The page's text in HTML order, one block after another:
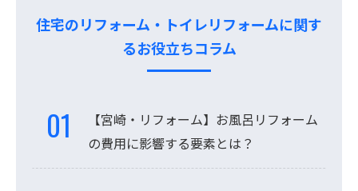
住宅のリフォーム・トイレリフォームに関す
るお役立ちコラム
【宮崎・リフォーム】お風呂リフォーム
の費用に影響する要素とは？